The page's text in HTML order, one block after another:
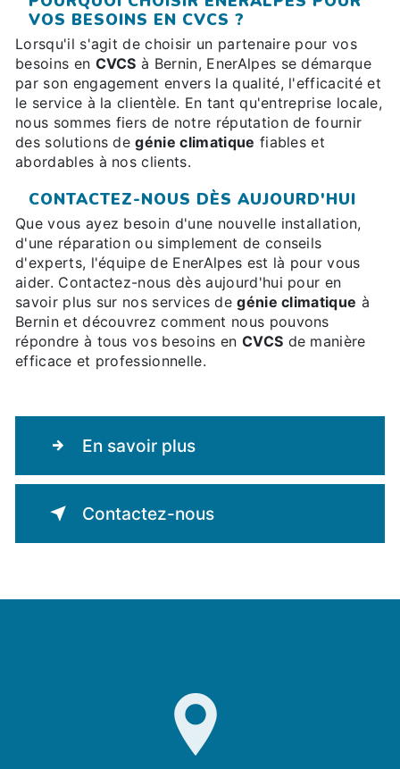
VOS BESOINS EN CVCS ?
Lorsqu'il s'agit de choisir un partenaire pour vos
besoins en CVCS à Bernin, EnerAlpes se démarque
par son engagement envers la qualité, l'efficacité et
le service à la clientèle. En tant qu'entreprise locale,
nous sommes fiers de notre réputation de fournir
des solutions degénie climatique fiables et
abordables à nos clients.
CONTACTEZ-NOUS DÈS AUJOURD'HUI
Que vous ayez besoin d'une nouvelle installation,
d'une réparation ou simplement de conseils
d'experts, l'équipe de EnerAlpes est là pour vous
aider. Contactez-nous dès aujourd'hui pour en
savoir plus sur nos services degénie climatique à
Bernin et découvrez comment nous pouvons
répondre à tous vos besoins en CVCS de manière
efficace et professionnelle.
En savoir plus
Contactez-nous